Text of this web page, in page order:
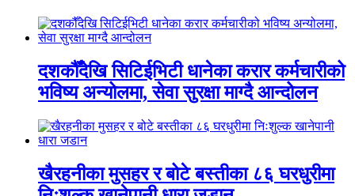
दशकौँदेखि सिटिईभिटी धानेका करार कर्मचारीको
भविष्य अन्योलमा, सेवा सुरक्षा माग्दै आन्दोलन
खैरहनीका मुसहर र बोटे बस्तीका ८६ घरधुरीमा